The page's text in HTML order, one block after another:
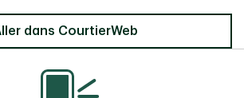
dans CourtierWeb